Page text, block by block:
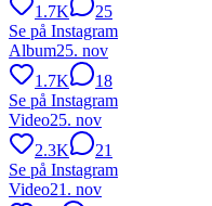
1.7K
25
Se på Instagram
Album25. nov
1.7K
18
Se på Instagram
Video25. nov
2.3K
21
Se på Instagram
Video21. nov